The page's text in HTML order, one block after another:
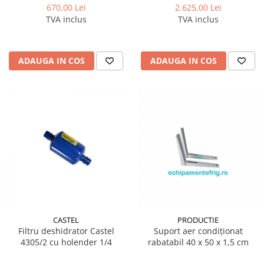
670,00 Lei
TVA inclus
ADAUGA IN COS
2.625,00 Lei
TVA inclus
ADAUGA IN COS
CASTEL
Filtru deshidrator Castel
4305/2 cu holender 1/4
PRODUCTIE
Suport aer condiționat
rabatabil 40 x 50 x 1,5 cm